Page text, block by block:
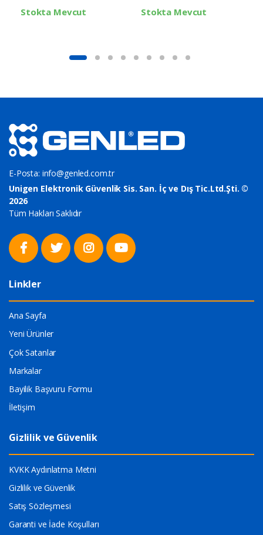
Stokta Mevcut Stokta Mevcut
E-Posta: info@genled.com.tr
Unigen Elektronik Güvenlik Sis. San. İç ve Dış Tic.Ltd.Şti. ©
2026
Tüm Hakları Saklıdır
Linkler
Ana Sayfa
Yeni Ürünler
Çok Satanlar
Markalar
Bayilik Başvuru Formu
İletişim
Gizlilik ve Güvenlik
KVKK Aydınlatma Metni
Gizlilik ve Güvenlik
Satış Sözleşmesi
Garanti ve İade Koşulları